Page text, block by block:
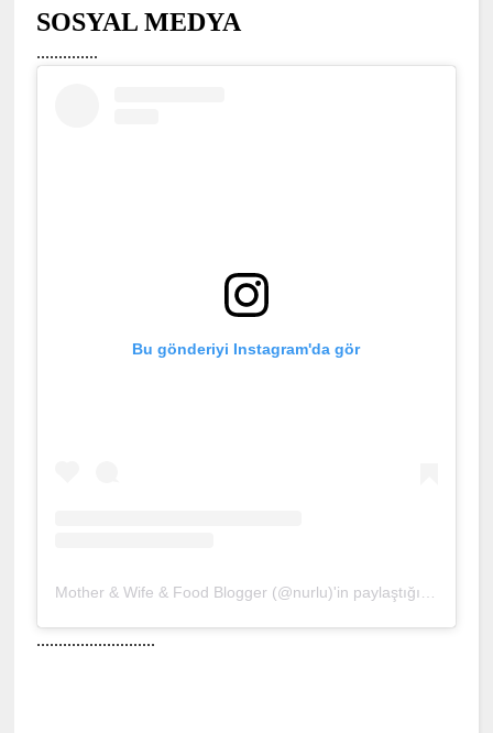
SOSYAL MEDYA
..............
Bu gönderiyi Instagram'da gör
...........................